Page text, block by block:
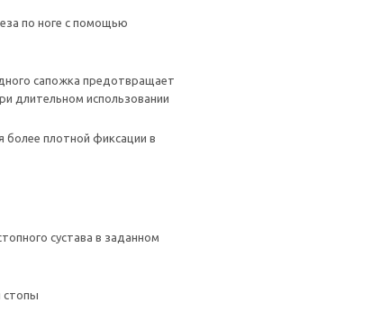
по ноге с помощью
сапожка предотвращает
длительном использовании
плотной фиксации в
сустава в заданном
стопы